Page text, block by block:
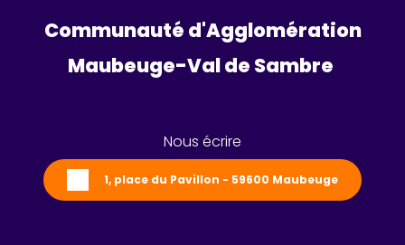
Communauté d'Agglomération
Maubeuge-Val de Sambre
Nous écrire
1, place du Pavillon - 59600 Maubeuge